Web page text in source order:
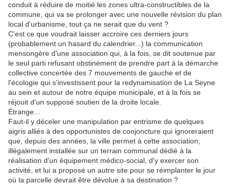
conduit à réduire de moitié les zones ultra-constructibles de la
commune, qui va se prolonger avec une nouvelle révision du plan
local d'urbanisme, tout ça ne serait que du vent ?
C'est ce que voudrait laisser accroire ces derniers jours
(probablement un hasard du calendrier...) la communication
mensongère d'une association qui, à la fois, se dit soutenue par
le seul parti refusant obstinément de prendre part à la démarche
collective concertée des 7 mouvements de gauche et de
l'écologie qui s'investissent pour la redynamisation de La Seyne
au sein et autour de notre équipe municipale, et à la fois se
réjouit d'un supposé soutien de la droite locale.
Étrange...
Faut-il y déceler une manipulation par entrisme de quelques
aigris alliés à des opportunistes de conjoncture qui ignoreraient
que, depuis des années, la ville permet à cette association,
illégalement installée sur un terrain communal dédié à la
réalisation d'un équipement médico-social, d'y exercer son
activité, et lui a proposé un autre site pour se réimplanter le jour
où la parcelle devrait être dévolue à sa destination ?